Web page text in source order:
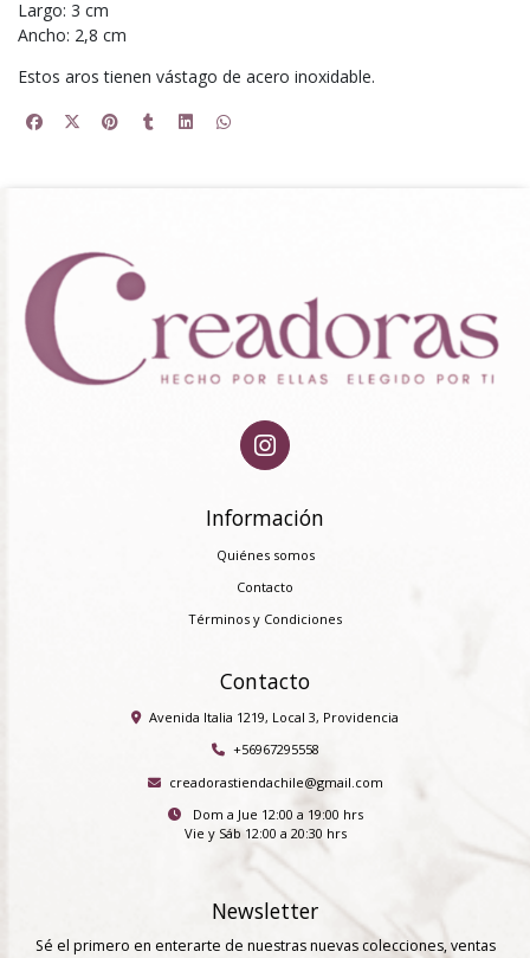
Largo: 3 cm
Ancho: 2,8 cm
Estos aros tienen vástago de acero inoxidable.
Información
Quiénes somos
Contacto
Términos y Condiciones
Contacto
Avenida Italia 1219, Local 3, Providencia
+56967295558
creadorastiendachile@gmail.com
Dom a Jue 12:00 a 19:00 hrs
Vie y Sáb 12:00 a 20:30 hrs
Newsletter
Sé el primero en enterarte de nuestras nuevas colecciones, ventas